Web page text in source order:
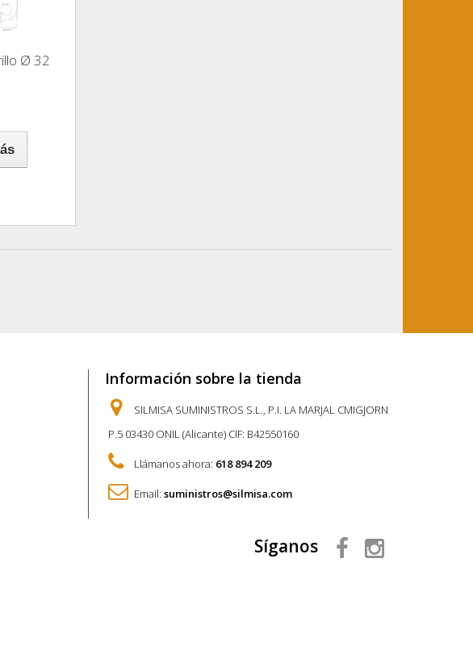
Ø 32
Información sobre la tienda
SILMISA SUMINISTROS S.L., P.I. LA MARJAL CMIGJORN
P.5 03430 ONIL (Alicante) CIF: B42550160
Llámanos ahora: 618 894 209
Email: suministros@silmisa.com
Síganos